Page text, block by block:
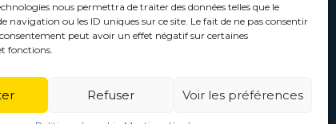
nous permettra de traiter des données telles que le
navigation ou les ID uniques sur ce site. Le fait de ne pas consentir
peut avoir un effet négatif sur certaines
fonctions.
Refuser Voir les préférences